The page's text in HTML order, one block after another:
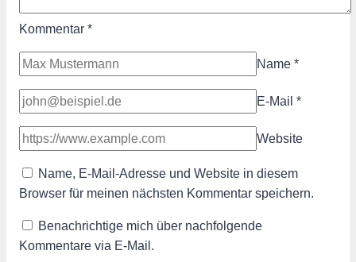
Kommentar *
Name *
E-Mail *
Website
Name, E-Mail-Adresse und Website in diesem
Browser für meinen nächsten Kommentar speichern.
Benachrichtige mich über nachfolgende
Kommentare via E-Mail.